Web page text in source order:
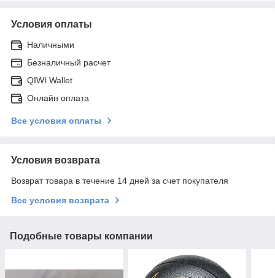
Условия оплаты
Наличными
Безналичный расчет
QIWI Wallet
Онлайн оплата
Все условия оплаты
Условия возврата
Возврат товара в течение 14 дней за счет покупателя
Все условия возврата
Подобные товары компании